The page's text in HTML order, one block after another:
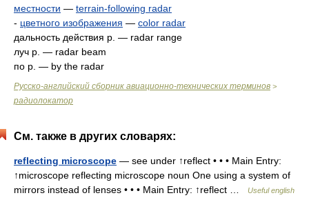
местности — terrain-following radar
- цветного изображения — color radar
дальность действия р. — radar range
луч р. — radar beam
по р. — by the radar
Русско-английский сборник авиационно-технических терминов >
радиолокатор
См. также в других словарях:
reflecting microscope — see under ↑reflect • • • Main Entry:
↑microscope reflecting microscope noun One using a system of
mirrors instead of lenses • • • Main Entry: ↑reflect …
Useful english